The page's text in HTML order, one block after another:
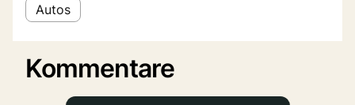
Autos
Kommentare